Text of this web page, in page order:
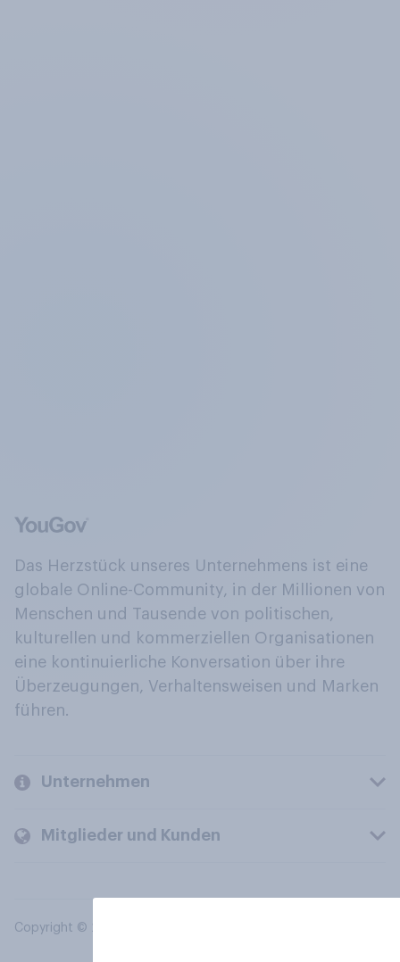
Das Herzstück unseres Unternehmens ist eine
globale Online-Community, in der Millionen von
Menschen und Tausende von politischen,
kulturellen und kommerziellen Organisationen
eine kontinuierliche Konversation über ihre
Überzeugungen, Verhaltensweisen und Marken
führen.
Unternehmen
Mitglieder und Kunden
Copyright © 2026 YouGov PLC. Alle Rechte vorbehalten.